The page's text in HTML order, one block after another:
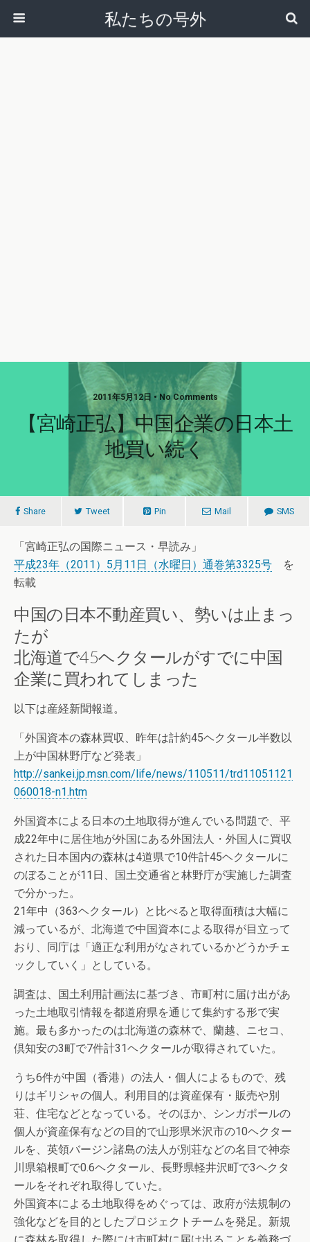
私たちの号外
2011年5月12日 • No Comments
【宮崎正弘】中国企業の日本土
地買い続く
Share Tweet Pin Mail SMS
「宮崎正弘の国際ニュース・早読み」
平成23年（2011）5月11日（水曜日）通巻第3325号 を
転載
中国の日本不動産買い、勢いは止まっ
たが
北海道で45ヘクタールがすでに中国
企業に買われてしまった
以下は産経新聞報道。
「外国資本の森林買収、昨年は計約45ヘクタール半数以
上が中国林野庁など発表」
http://sankei.jp.msn.com/life/news/110511/trd11051121
060018-n1.htm
外国資本による日本の土地取得が進んでいる問題で、平
成22年中に居住地が外国にある外国法人・外国人に買収
された日本国内の森林は4道県で10件計45ヘクタールに
のぼることが11日、国土交通省と林野庁が実施した調査
で分かった。
21年中（363ヘクタール）と比べると取得面積は大幅に
減っているが、北海道で中国資本による取得が目立って
おり、同庁は「適正な利用がなされているかどうかチェ
ックしていく」としている。
調査は、国土利用計画法に基づき、市町村に届け出があ
った土地取引情報を都道府県を通じて集約する形で実
施。最も多かったのは北海道の森林で、蘭越、ニセコ、
倶知安の3町で7件計31ヘクタールが取得されていた。
うち6件が中国（香港）の法人・個人によるもので、残
りはギリシャの個人。利用目的は資産保有・販売や別
荘、住宅などとなっている。そのほか、シンガポールの
個人が資産保有などの目的で山形県米沢市の10ヘクター
ルを、英領バージン諸島の法人が別荘などの名目で神奈
川県箱根町で0.6ヘクタール、長野県軽井沢町で3ヘクタ
ールをそれぞれ取得していた。
外国資本による土地取得をめぐっては、政府が法規制の
強化などを目的としたプロジェクトチームを発足。新規